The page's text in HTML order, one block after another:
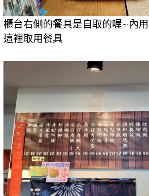
櫃台右側的餐具是自取的喔~內
這裡取用餐具